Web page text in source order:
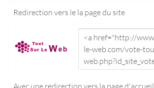
Redirection vers le la page du site
Avec une redirection vers la page d'accueil